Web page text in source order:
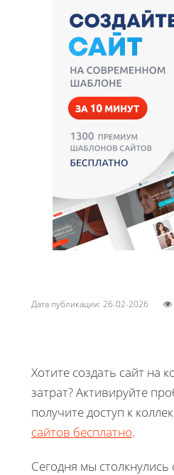
Дата публикации: 26-02-2026
Хотите создать сайт на
затрат? Активируйте
получите доступ к
сайтов бесплатно.
Сегодня мы столкнулись